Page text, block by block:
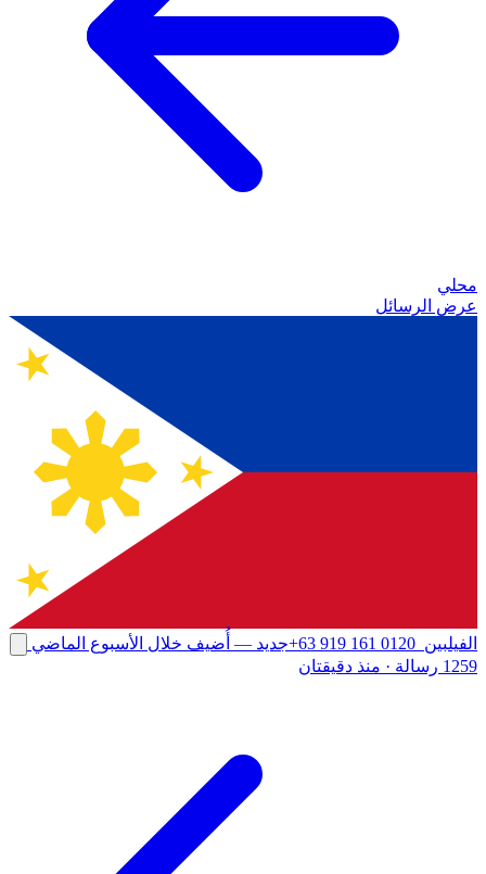
محلي
عرض الرسائل
الفيلبين +63 919 161 0120جديد — أُضيف خلال الأسبوع الماضي
1259 رسالة
· منذ دقيقتان